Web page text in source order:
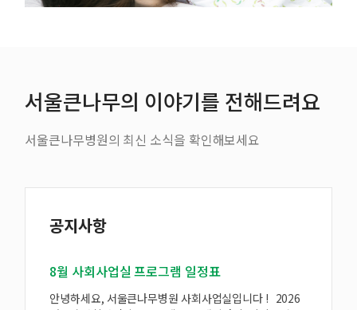
서울큰나무의 이야기를 전해드려요
서울큰나무병원의 최신 소식을 확인해보세요
공지사항
8월 사회사업실 프로그램 일정표
안녕하세요, 서울큰나무병원 사회사업실입니다 ! 2026